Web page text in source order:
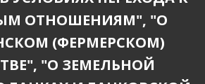
ОТНОШЕНИЯМ", "О
(ФЕРМЕРСКОМ)
"О ЗЕМЕЛЬНОЙ